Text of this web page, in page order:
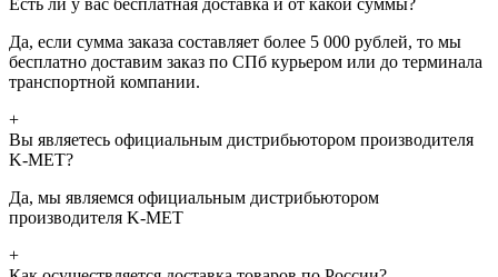
Да, если сумма заказа составляет более 5 000 рублей, то мы
бесплатно доставим заказ по СПб курьером или до терминала
транспортной компании.
+
Вы являетесь официальным дистрибьютором производителя
K-MET?
Да, мы являемся официальным дистрибьютором
производителя K-MET
+